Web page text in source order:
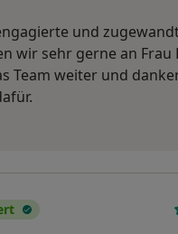
und
wir sehr gerne an Frau
Team weiter und